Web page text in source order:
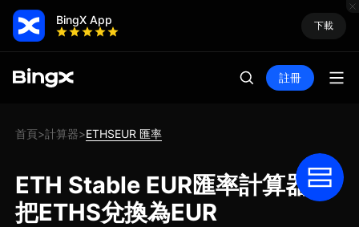
BingX App 下載
註冊
首頁>計算器>ETHSEUR 匯率
ETH Stable EUR匯率計算器:
把ETHS兌換為EUR